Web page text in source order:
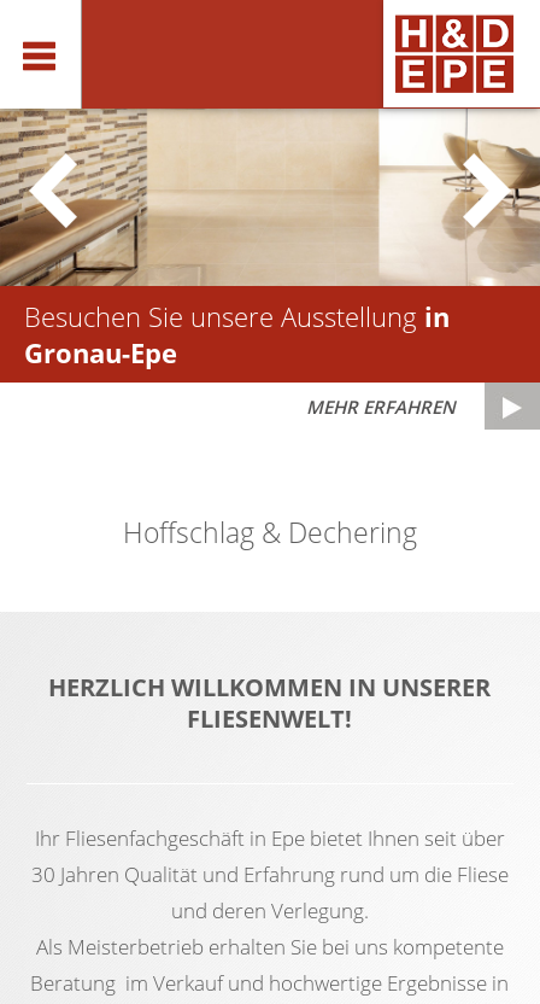
Besuchen Sie unsere Ausstellung in
Gronau-Epe
MEHR ERFAHREN
Hoffschlag & Dechering
HERZLICH WILLKOMMEN IN UNSERER
FLIESENWELT!
Ihr Fliesenfachgeschäft in Epe bietet Ihnen seit über
30 Jahren Qualität und Erfahrung rund um die Fliese
und deren Verlegung.
Als Meisterbetrieb erhalten Sie bei uns kompetente
Beratung im Verkauf und hochwertige Ergebnisse in